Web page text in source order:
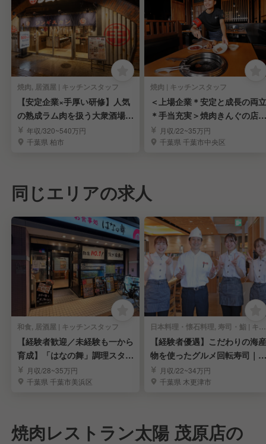
焼肉, 居酒屋 | キッチンスタッフ
【安定企業×手厚い研修】人気
の熟成ラム肉を扱う大衆酒場で
キッチンデビュー！
年収/320~540万円
千葉県 柏市
焼肉 | キッチンスタッフ
＜上場企業＊安定と成長の両立
＊手当充実＞焼肉きんぐの店長
候補を募集中！
月収/22~35万円
千葉県 千葉市中央区
同じエリアの求人
和食, 居酒屋 | キッチンスタッフ
【経験者歓迎／未経験も一から
育成】「はなの舞」調理スタッ
フ 月収/28~35万円
千葉県 千葉市美浜区
日本料理・懐石料理, 寿司・鮨 | キッチンスタッフ
【経験者優遇】こだわりの海産
物を使ったグルメ回転寿司｜経
験を活かせる環境
月収/22~34万円
千葉県 木更津市
焼肉レストラン太陽 茂原店の